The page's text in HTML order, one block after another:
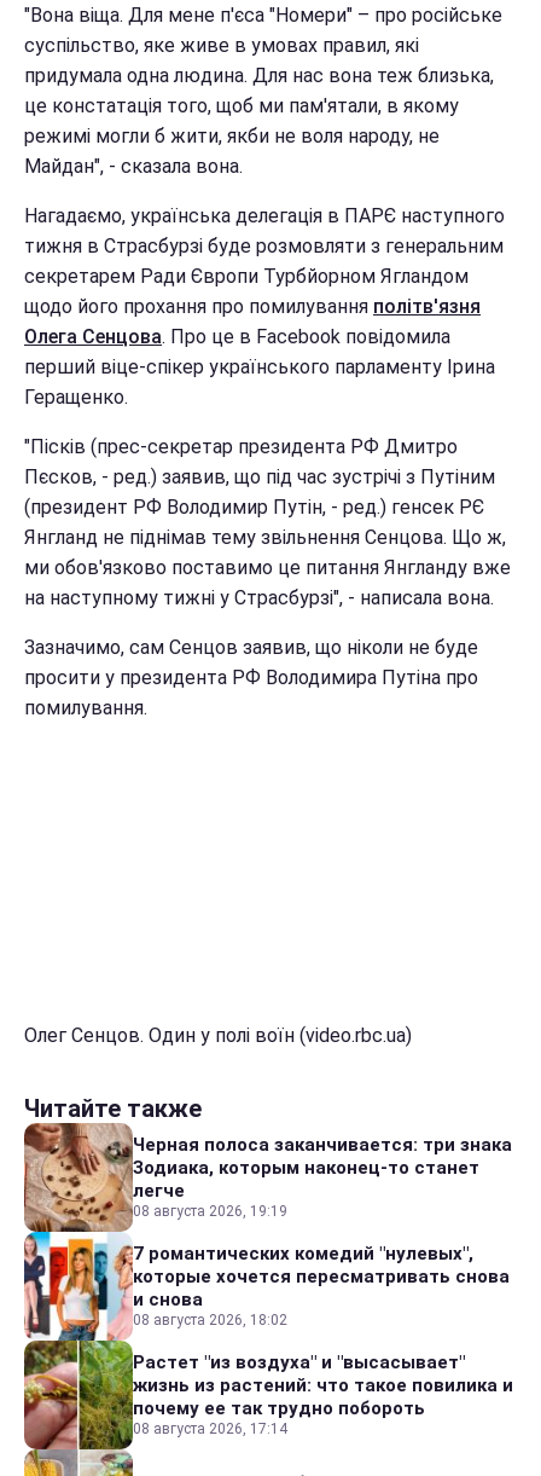
"Вона віща. Для мене п'єса "Номери" – про російське
суспільство, яке живе в умовах правил, які
придумала одна людина. Для нас вона теж близька,
це констатація того, щоб ми пам'ятали, в якому
режимі могли б жити, якби не воля народу, не
Майдан", - сказала вона.
Нагадаємо, українська делегація в ПАРЄ наступного
тижня в Страсбурзі буде розмовляти з генеральним
секретарем Ради Європи Турбйорном Ягландом
щодо його прохання про помилування політв'язня
Олега Сенцова. Про це в Facebook повідомила
перший віце-спікер українського парламенту Ірина
Геращенко.
"Пісків (прес-секретар президента РФ Дмитро
Пєсков, - ред.) заявив, що під час зустрічі з Путіним
(президент РФ Володимир Путін, - ред.) генсек РЄ
Янгланд не піднімав тему звільнення Сенцова. Що ж,
ми обов'язково поставимо це питання Янгланду вже
на наступному тижні у Страсбурзі", - написала вона.
Зазначимо, сам Сенцов заявив, що ніколи не буде
просити у президента РФ Володимира Путіна про
помилування.
Олег Сенцов. Один у полі воїн (video.rbc.ua)
Читайте также
Черная полоса заканчивается: три знака
Зодиака, которым наконец-то станет
легче
08 августа 2026, 19:19
7 романтических комедий "нулевых",
которые хочется пересматривать снова
и снова
08 августа 2026, 18:02
Растет "из воздуха" и "высасывает"
жизнь из растений: что такое повилика и
почему ее так трудно побороть
08 августа 2026, 17:14